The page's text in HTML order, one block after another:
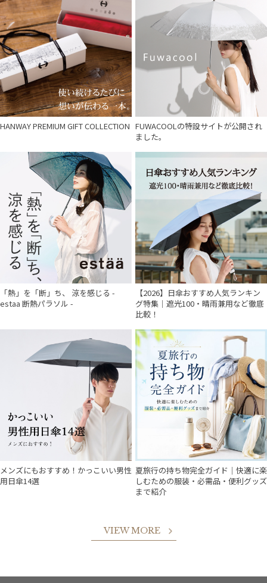
傘機能
カラー
価格・割引率
在庫表示
販売状況
入荷状況
HANWAY PREMIUM GIFT COLLECTION FUWACOOLの特設サイトが公開され
ました。
「熱」を「断」ち、 涼を感じる -
estaa 断熱パラソル -
【2026】日傘おすすめ人気ランキン
グ特集｜遮光100・晴雨兼用など徹底
比較！
メンズにもおすすめ！かっこいい男性
用日傘14選
夏旅行の持ち物完全ガイド｜快適に楽
しむための服装・必需品・便利グッズ
まで紹介
VIEW MORE